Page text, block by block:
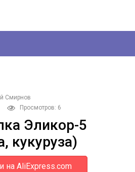
Смирнов
Просмотров: 6
Эликор-5
кукуруза)
на AliExpress.com